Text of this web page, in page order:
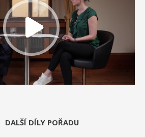
DALŠÍ DÍLY POŘADU